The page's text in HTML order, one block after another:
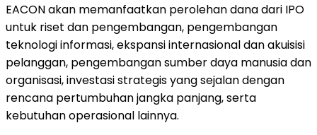
EACON akan memanfaatkan perolehan dana dari IPO
untuk riset dan pengembangan, pengembangan
teknologi informasi, ekspansi internasional dan akuisisi
pelanggan, pengembangan sumber daya manusia dan
organisasi, investasi strategis yang sejalan dengan
rencana pertumbuhan jangka panjang, serta
kebutuhan operasional lainnya.